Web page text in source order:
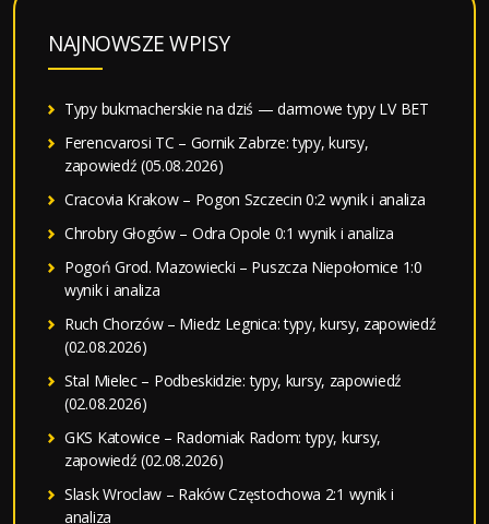
NAJNOWSZE WPISY
Typy bukmacherskie na dziś — darmowe typy LV BET
Ferencvarosi TC – Gornik Zabrze: typy, kursy,
zapowiedź (05.08.2026)
Cracovia Krakow – Pogon Szczecin 0:2 wynik i analiza
Chrobry Głogów – Odra Opole 0:1 wynik i analiza
Pogoń Grod. Mazowiecki – Puszcza Niepołomice 1:0
wynik i analiza
Ruch Chorzów – Miedz Legnica: typy, kursy, zapowiedź
(02.08.2026)
Stal Mielec – Podbeskidzie: typy, kursy, zapowiedź
(02.08.2026)
GKS Katowice – Radomiak Radom: typy, kursy,
zapowiedź (02.08.2026)
Slask Wroclaw – Raków Częstochowa 2:1 wynik i
analiza